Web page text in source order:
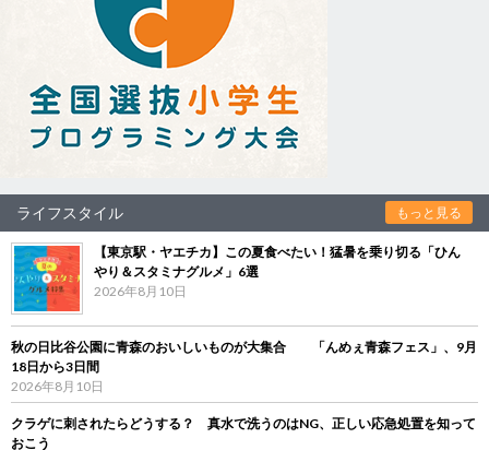
ライフスタイル もっと見る
【東京駅・ヤエチカ】この夏食べたい！猛暑を乗り切る「ひん
やり＆スタミナグルメ」6選
2026年8月10日
秋の日比谷公園に青森のおいしいものが大集合 「んめぇ青森フェス」、9月
18日から3日間
2026年8月10日
クラゲに刺されたらどうする？ 真水で洗うのはNG、正しい応急処置を知って
おこう